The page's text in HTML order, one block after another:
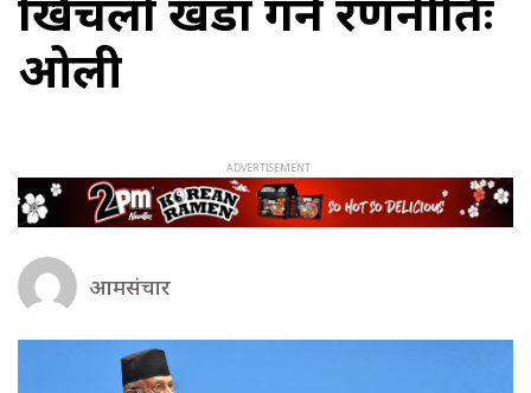
ओली
आमसंचार